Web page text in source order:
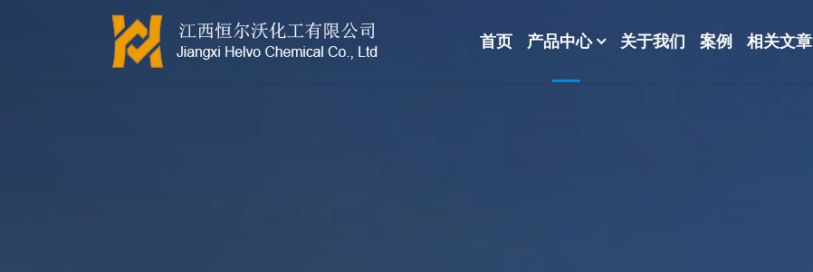
江西恒尔沃-鲍尔环-活性氧化铝-拉西环-波纹规整散堆填料-分子筛-
首页 产品中心 关于我们 案例 相关文章